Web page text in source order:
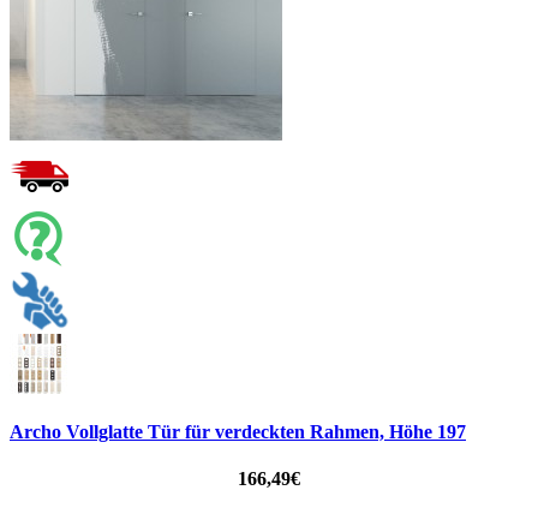
Archo Vollglatte Tür für verdeckten Rahmen, Höhe 197
166,49€